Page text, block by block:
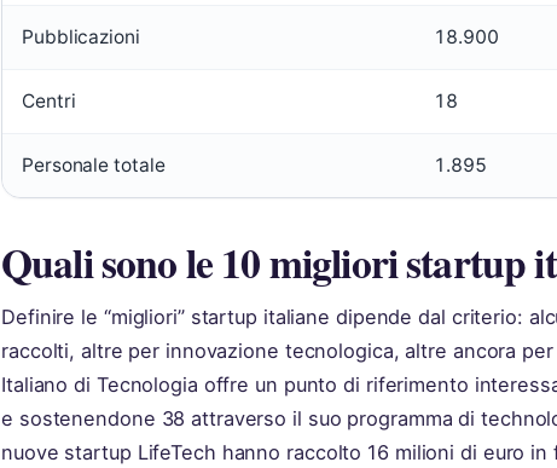
Pubblicazioni 18.900
Centri 18
Personale totale 1.895
Quali sono le 10 migliori startup
Definire le “migliori” startup italiane dipende dal criterio:
raccolti, altre per innovazione tecnologica, altre ancora
Italiano di Tecnologia offre un punto di riferimento
e sostenendone 38 attraverso il suo programma di
nuove startup LifeTech hanno raccolto 16 milioni di euro